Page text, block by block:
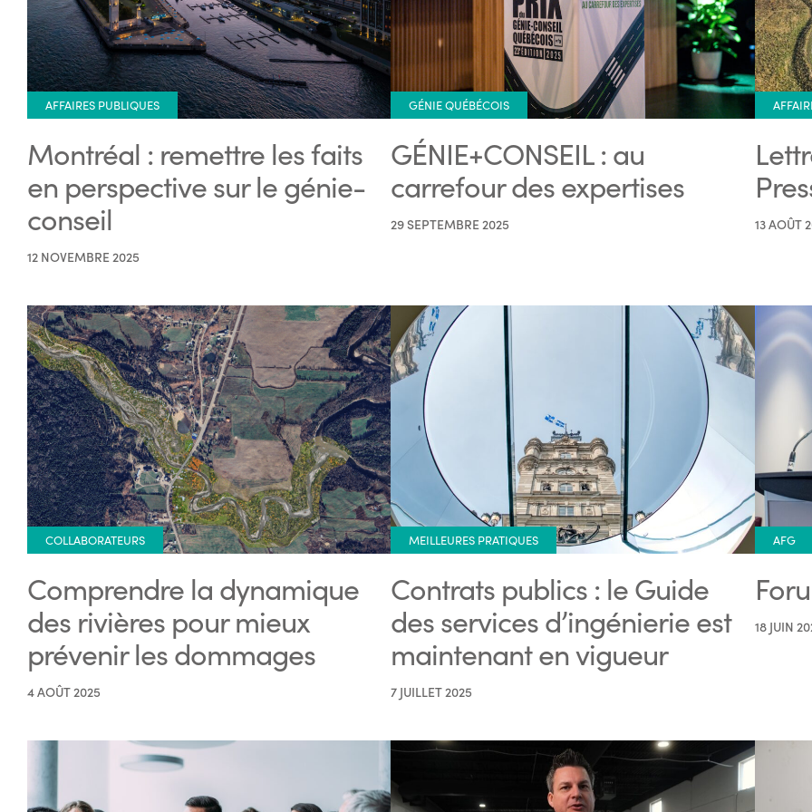
AFFAIRES PUBLIQUES
Montréal : remettre les faits
en perspective sur le génie-
conseil
12 NOVEMBRE 2025
GÉNIE QUÉBÉCOIS
GÉNIE+CONSEIL : au
carrefour des expertises
29 SEPTEMBRE 2025 13 AOÛT
COLLABORATEURS
Comprendre la dynamique
des rivières pour mieux
prévenir les dommages
4 AOÛT 2025
MEILLEURES PRATIQUES
Contrats publics : le Guide
des services d’ingénierie est
maintenant en vigueur
7 JUILLET 2025
AFG
18 JUIN